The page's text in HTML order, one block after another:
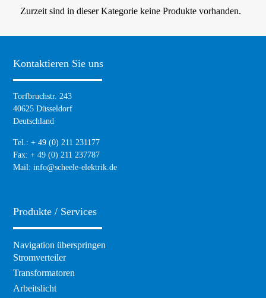
Zurzeit sind in dieser Kategorie keine Produkte vorhanden.
Kontaktieren Sie uns
Torfbruchstr. 243
40625 Düsseldorf
Deutschland
Tel.: + 49 (0) 211 231177
Fax: + 49 (0) 211 237787
Mail:info@scheele-elektrik.de
Produkte / Services
Navigation überspringen
Stromverteiler
Transformatoren
Arbeitslicht